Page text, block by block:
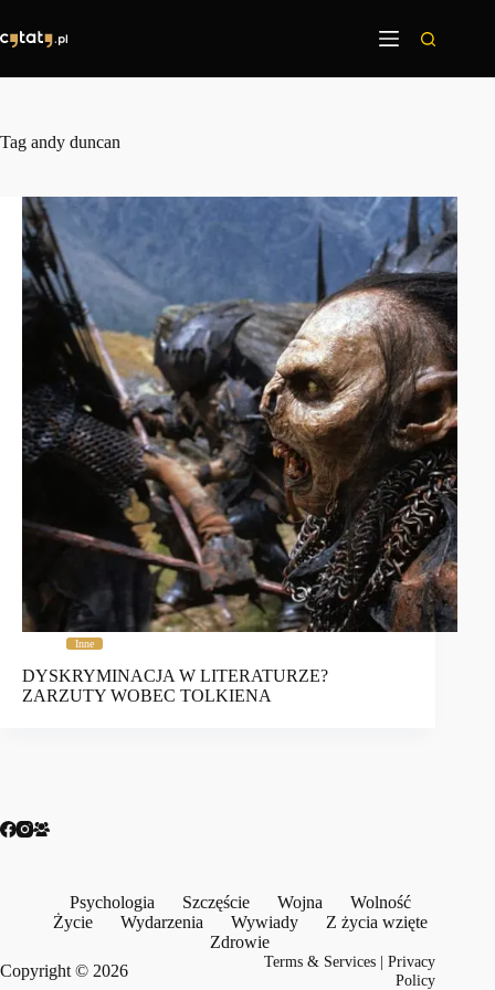
treści
Tag andy duncan
Inne
DYSKRYMINACJA W LITERATURZE?
ZARZUTY WOBEC TOLKIENA
Psychologia Szczęście Wojna
Wolność
Życie
Wydarzenia Wywiady
Z życia wzięte
Zdrowie
Copyright © 2026
Terms & Services |Privacy
Policy